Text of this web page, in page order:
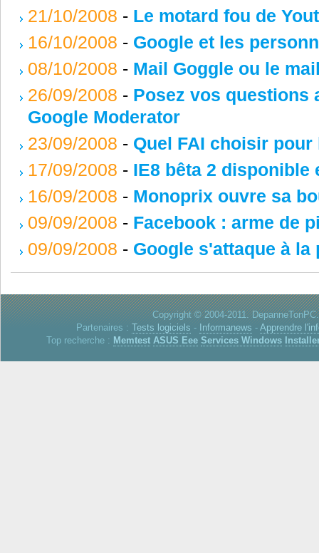
21/10/2008 - Le motard fou de
16/10/2008 - Google et les
08/10/2008 - Mail Goggle ou le
26/09/2008 - Posez vos questions
Google Moderator
23/09/2008 - Quel FAI choisir pour
17/09/2008 - IE8 bêta 2 disponible
16/09/2008 - Monoprix ouvre sa
09/09/2008 - Facebook : arme de
09/09/2008 - Google s'attaque à la
Copyright © 2004-2011.
Partenaires : Tests logiciels - Informanews - Apprendre
Top recherche : Memtest ASUS Eee Services Windows